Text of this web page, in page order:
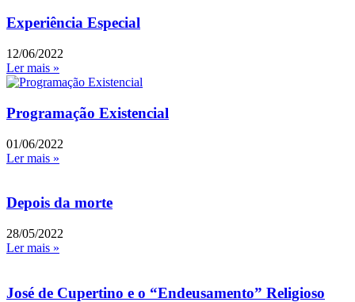
Experiência Especial
12/06/2022
Ler mais »
Programação Existencial
01/06/2022
Ler mais »
Depois da morte
28/05/2022
Ler mais »
José de Cupertino e o “Endeusamento” Religioso